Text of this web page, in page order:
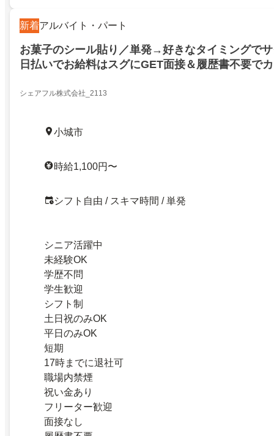
新着アルバイト・パート
お菓子のシール貼り／単発→好きなタイミングで
日払いでお給料はスグにGET面接＆履歴書不要で
シェアフル株式会社_2113
小城市
時給1,100円〜
シフト自由 / スキマ時間 / 単発
シニア活躍中
未経験OK
学歴不問
学生歓迎
シフト制
土日祝のみOK
平日のみOK
短期
17時までに退社可
職場内禁煙
祝い金あり
フリーター歓迎
面接なし